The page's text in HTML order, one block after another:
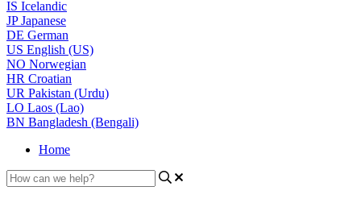
IS Icelandic
JPJapanese
DE German
US English (US)
NO Norwegian
HR Croatian
UR Pakistan (Urdu)
LO Laos (Lao)
BN Bangladesh (Bengali)
Home